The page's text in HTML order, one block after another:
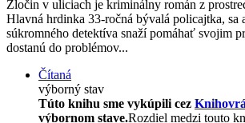
Zločin v uliciach je kriminálny román z
Hlavná hrdinka 33-ročná bývalá policajtka, sa
súkromného detektíva snaží pomáhať svojim
dostanú do problémov...
Čítaná
výborný stav
Túto knihu sme vykúpili cez
výbornom stave.Rozdiel medzi touto